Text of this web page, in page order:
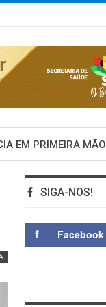
EM PRIMEIRA MÃO
SIGA-NOS!
Facebook